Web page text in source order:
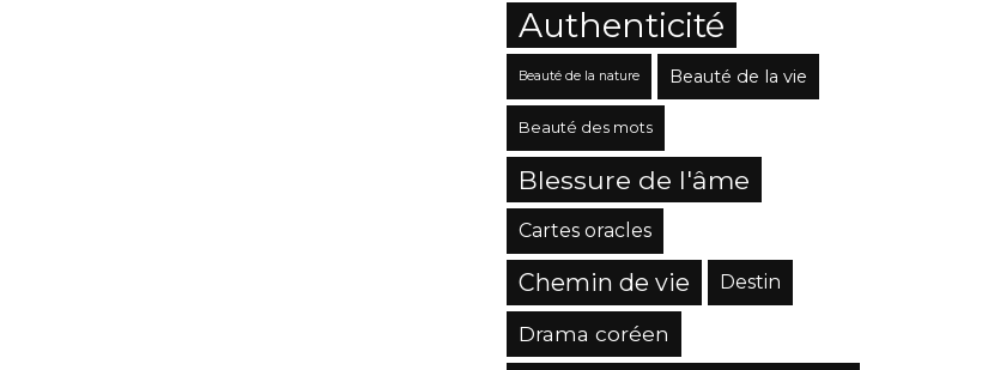
Authenticité
Beauté de la nature Beauté de la vie
Beauté des mots
Blessure de l'âme
Cartes oracles
Chemin de vie Destin
Drama coréen